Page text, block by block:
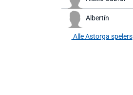
Albertín
Alle Astorga spelers